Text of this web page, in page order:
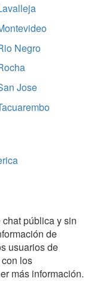
Negro
Jose
pública y sin
de
usuarios de
los
más información.